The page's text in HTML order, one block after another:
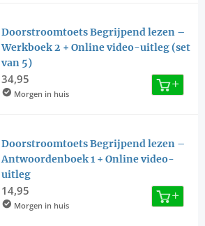
Doorstroomtoets Begrijpend lezen –
Werkboek 2 + Online video-uitleg (set
van 5)
34,95
Morgen in huis
Doorstroomtoets Begrijpend lezen –
Antwoordenboek 1 + Online video-
uitleg
14,95
Morgen in huis